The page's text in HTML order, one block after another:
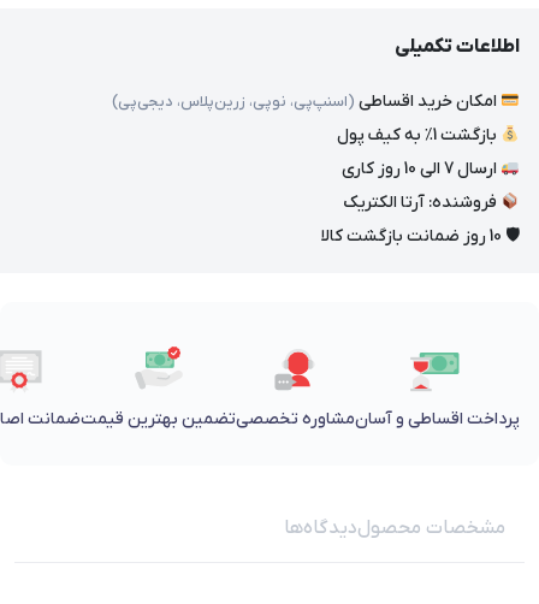
اطلاعات تکمیلی
امکان خرید اقساطی (اسنپ‌پی، نوپی، زرین‌پلاس، دیجی‌پی)
بازگشت 1٪ به کیف پول
ارسال 7 الی 10 روز کاری
فروشنده: آرتا الکتریک
🛡 10 روز ضمانت بازگشت کالا
پرداخت اقساطی و آسانمشاوره تخصصیتضمین بهترین قیمتضمانت
مشخصات محصولدیدگاه‌ها